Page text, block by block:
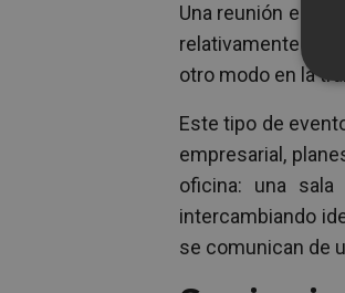
Una reunión en
relativamente
otro modo en la
Este tipo de
empresarial,
oficina: una
intercambiando
se comunican de